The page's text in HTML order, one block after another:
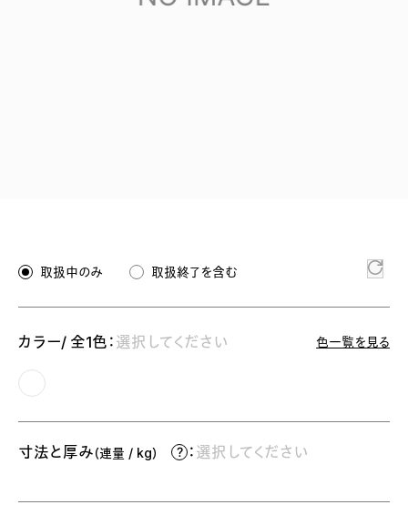
取扱中のみ 取扱終了を含む
カラー/ 全1色： 選択してください 色一覧を見る
寸法と厚み（連量 / kg） ： 選択してください